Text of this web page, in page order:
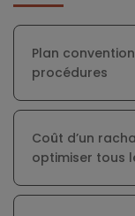
Plan
procédures
Coût d’un
optimiser tous